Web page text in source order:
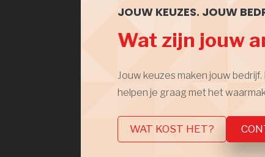
JOUW KEUZES. JOUW
Wat zijn jouw
Jouw keuzes maken jouw
helpen je graag met het
WAT KOST HET?